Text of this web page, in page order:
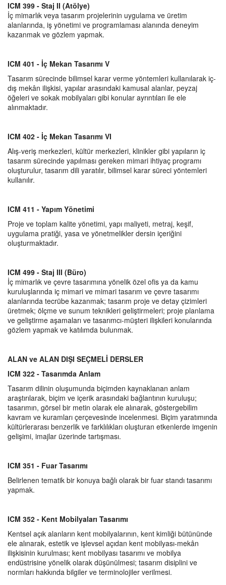
ICM 399 - Staj II (Atölye)
İç mimarlık veya tasarım projelerinin uygulama ve üretim
alanlarında, iş yönetimi ve programlaması alanında deneyim
kazanmak ve gözlem yapmak.
ICM 401 - İç Mekan Tasarımı V
Tasarım sürecinde bilimsel karar verme yöntemleri kullanılarak iç-
dış mekân ilişkisi, yapılar arasındaki kamusal alanlar, peyzaj
öğeleri ve sokak mobilyaları gibi konular ayrıntıları ile ele
alınmaktadır.
ICM 402 - İç Mekan Tasarımı VI
Alış-veriş merkezleri, kültür merkezleri, klinikler gibi yapıların iç
tasarım sürecinde yapılması gereken mimari ihtiyaç programı
oluşturulur, tasarım dili yaratılır, bilimsel karar süreci yöntemleri
kullanılır.
ICM 411 - Yapım Yönetimi
Proje ve toplam kalite yönetimi, yapı maliyeti, metraj, keşif,
uygulama pratiği, yasa ve yönetmelikler dersin içeriğini
oluşturmaktadır.
ICM 499 - Staj III (Büro)
İç mimarlık ve çevre tasarımına yönelik özel ofis ya da kamu
kuruluşlarında iç mimari ve mimari tasarım ve çevre tasarımı
alanlarında tecrübe kazanmak; tasarım proje ve detay çizimleri
üretmek; ölçme ve sunum teknikleri geliştirmeleri; proje planlama
ve geliştirme aşamaları ve tasarımcı-müşteri ilişkileri konularında
gözlem yapmak ve katılımda bulunmak.
ALAN ve ALAN DIŞI SEÇMELİ DERSLER
ICM 322 - Tasarımda Anlam
Tasarım dilinin oluşumunda biçimden kaynaklanan anlam
araştırılarak, biçim ve içerik arasındaki bağlantının kuruluşu;
tasarımın, görsel bir metin olarak ele alınarak, göstergebilim
kavram ve kuramları çerçevesinde incelenmesi. Biçim yaratımında
kültürlerarası benzerlik ve farklılıkları oluşturan etkenlerde imgenin
gelişimi, imajlar üzerinde tartışması.
ICM 351 - Fuar Tasarımı
Belirlenen tematik bir konuya bağlı olarak bir fuar standı tasarımı
yapmak.
ICM 352 - Kent Mobilyaları Tasarımı
Kentsel açık alanların kent mobilyalarının, kent kimliği bütününde
ele alınarak, estetik ve işlevsel açıdan kent mobilyası-mekân
ilişkisinin kurulması; kent mobilyası tasarımı ve mobilya
endüstrisine yönelik olarak düşünülmesi; tasarım disiplini ve
normları hakkında bilgiler ve terminolojiler verilmesi.